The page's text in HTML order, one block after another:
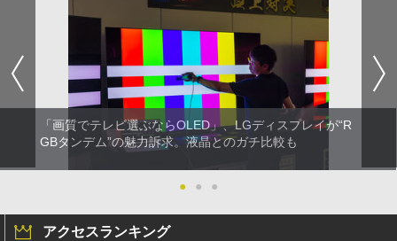
「画質でテレビ選ぶならOLED」、LGディスプレイが“R
GBタンデム”の魅力訴求。液晶とのガチ比較も
● ● ●
アクセスランキング